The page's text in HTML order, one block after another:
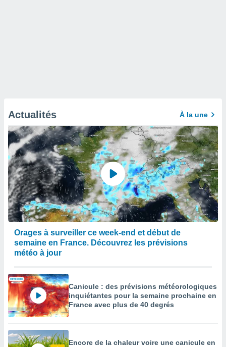
Actualités À la une
Orages à surveiller ce week-end et début de
semaine en France. Découvrez les prévisions
météo à jour
Canicule : des prévisions météorologiques
inquiétantes pour la semaine prochaine en
France avec plus de 40 degrés
Encore de la chaleur voire une canicule en